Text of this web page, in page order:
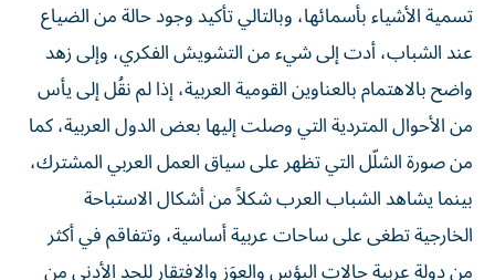
تسمية الأشياء بأسمائها، وبالتالي تأكيد وجود حالة من الضياع
عند الشباب، أدت إلى شيء من التشويش الفكري، وإلى زهد
واضح بالاهتمام بالعناوين القومية العربية، إذا لم نقُل إلى يأس
من الأحوال المتردية التي وصلت إليها بعض الدول العربية، كما
من صورة الشلّل التي تظهر على سياق العمل العربي المشترك،
بينما يشاهد الشباب العرب شكلاً من أشكال الاستباحة
الخارجية تطغى على ساحات عربية أساسية، وتتفاقم في أكثر